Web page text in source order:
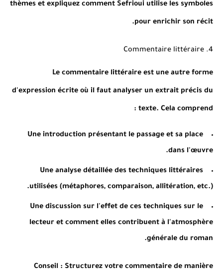
thèmes et expliquez comment Sefrioui utilise les symboles
pour enrichir son récit.
4. Commentaire littéraire
Le commentaire littéraire est une autre forme
d'expression écrite où il faut analyser un extrait précis du
texte. Cela comprend :
Une introduction présentant le passage et sa place
dans l'œuvre.
Une analyse détaillée des techniques littéraires
utilisées (métaphores, comparaison, allitération, etc.).
Une discussion sur l'effet de ces techniques sur le
lecteur et comment elles contribuent à l'atmosphère
générale du roman.
Conseil : Structurez votre commentaire de manière